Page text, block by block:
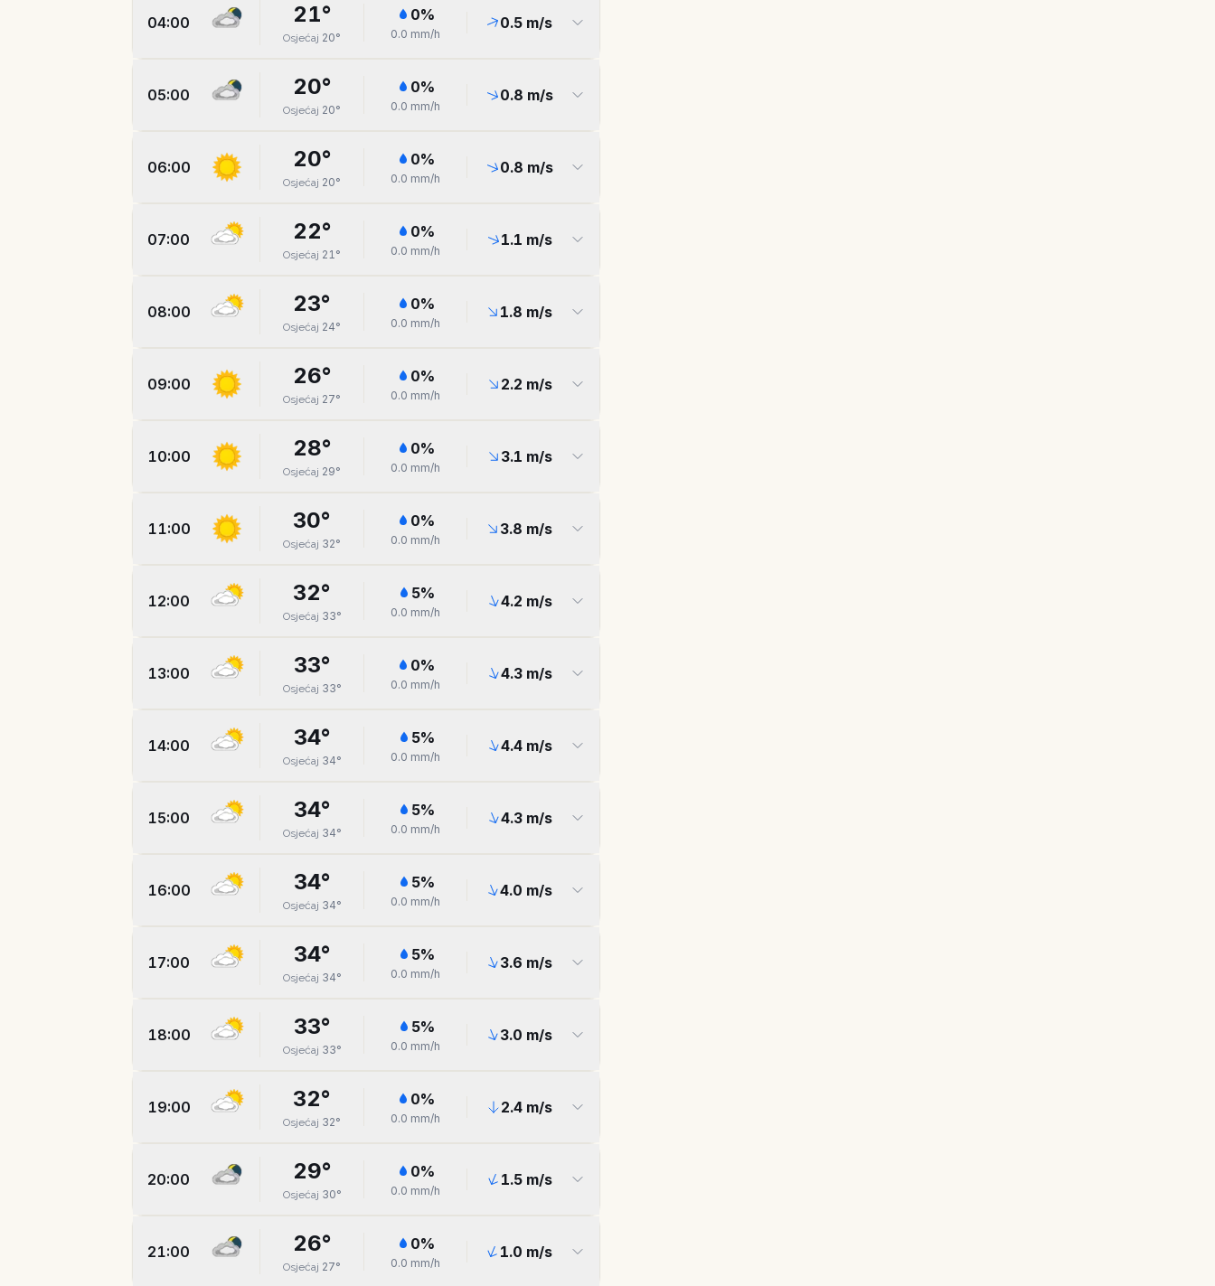
04:00 21°
Osjećaj 20°
0%
0.0 mm/h
0.5 m/s
05:00 20°
Osjećaj 20°
0%
0.0 mm/h
0.8 m/s
06:00 20°
Osjećaj 20°
0%
0.0 mm/h
0.8 m/s
07:00 22°
Osjećaj 21°
0%
0.0 mm/h
1.1 m/s
08:00 23°
Osjećaj 24°
0%
0.0 mm/h
1.8 m/s
09:00 26°
Osjećaj 27°
0%
0.0 mm/h
2.2 m/s
10:00 28°
Osjećaj 29°
0%
0.0 mm/h
3.1 m/s
11:00 30°
Osjećaj 32°
0%
0.0 mm/h
3.8 m/s
12:00 32°
Osjećaj 33°
5%
0.0 mm/h
4.2 m/s
13:00 33°
Osjećaj 33°
0%
0.0 mm/h
4.3m/s
14:00 34°
Osjećaj 34°
5%
0.0 mm/h
4.4m/s
15:00 34°
Osjećaj 34°
5%
0.0 mm/h
4.3m/s
16:00 34°
Osjećaj 34°
5%
0.0 mm/h
4.0 m/s
17:00 34°
Osjećaj 34°
5%
0.0 mm/h
3.6 m/s
18:00 33°
Osjećaj 33°
5%
0.0 mm/h
3.0 m/s
19:00 32°
Osjećaj 32°
0%
0.0 mm/h
2.4m/s
20:00 29°
Osjećaj 30°
0%
0.0 mm/h
1.5m/s
21:00 26°
Osjećaj 27°
0%
0.0 mm/h
1.0 m/s